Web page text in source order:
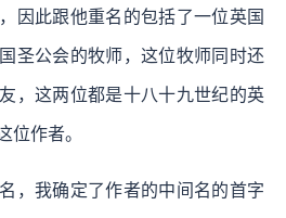
因此跟他重名的包括了一位英国
圣公会的牧师，这位牧师同时还
，这两位都是十八十九世纪的英
位作者。
，我确定了作者的中间名的首字